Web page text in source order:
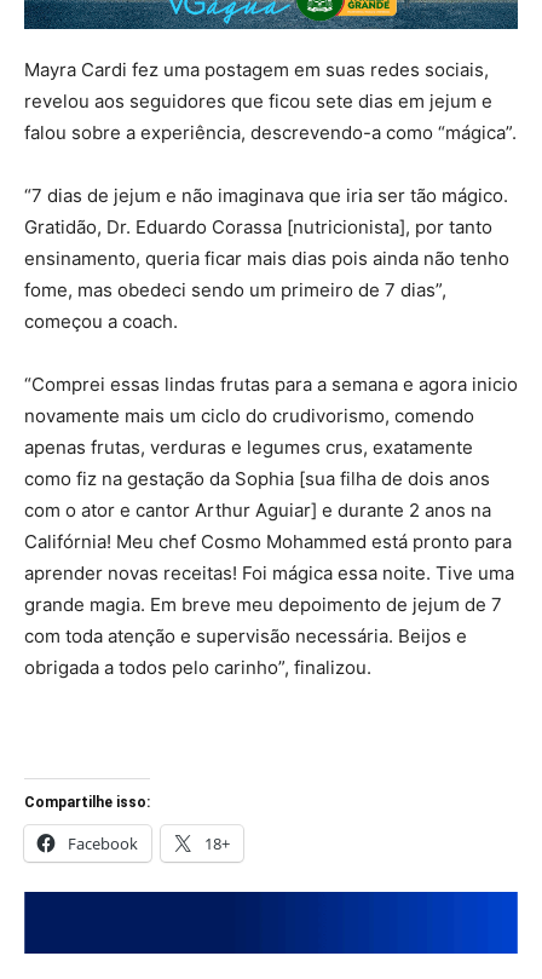
Mayra Cardi fez uma postagem em suas redes sociais,
revelou aos seguidores que ficou sete dias em jejum e
falou sobre a experiência, descrevendo-a como “mágica”.
“7 dias de jejum e não imaginava que iria ser tão mágico.
Gratidão, Dr. Eduardo Corassa [nutricionista], por tanto
ensinamento, queria ficar mais dias pois ainda não tenho
fome, mas obedeci sendo um primeiro de 7 dias”,
começou a coach.
“Comprei essas lindas frutas para a semana e agora inicio
novamente mais um ciclo do crudivorismo, comendo
apenas frutas, verduras e legumes crus, exatamente
como fiz na gestação da Sophia [sua filha de dois anos
com o ator e cantor Arthur Aguiar] e durante 2 anos na
Califórnia! Meu chef Cosmo Mohammed está pronto para
aprender novas receitas! Foi mágica essa noite. Tive uma
grande magia. Em breve meu depoimento de jejum de 7
com toda atenção e supervisão necessária. Beijos e
obrigada a todos pelo carinho”, finalizou.
Compartilhe isso:
Facebook 18+